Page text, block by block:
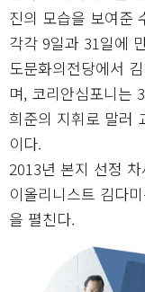
진의 모습을 보여준
각각 9일과 31일에
도문화의전당에서
며, 코리안심포니는
희준의 지휘로 말러
이다.
2013년 본지 선정
이올리니스트 김다
을 펼친다.